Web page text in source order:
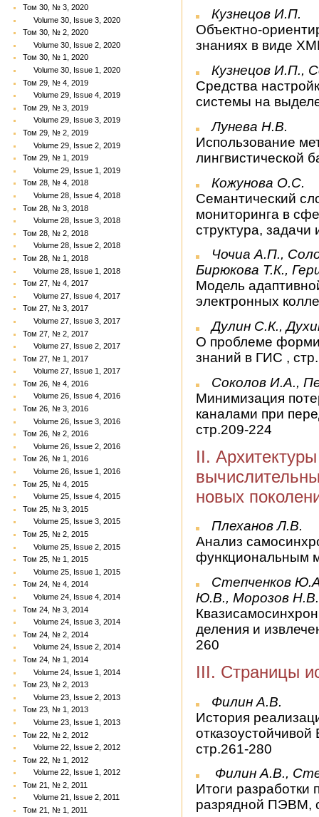
Том 30, № 3, 2020
Volume 30, Issue 3, 2020
Том 30, № 2, 2020
Volume 30, Issue 2, 2020
Том 30, № 1, 2020
Volume 30, Issue 1, 2020
Том 29, № 4, 2019
Volume 29, Issue 4, 2019
Том 29, № 3, 2019
Volume 29, Issue 3, 2019
Том 29, № 2, 2019
Volume 29, Issue 2, 2019
Том 29, № 1, 2019
Volume 29, Issue 1, 2019
Том 28, № 4, 2018
Volume 28, Issue 4, 2018
Том 28, № 3, 2018
Volume 28, Issue 3, 2018
Том 28, № 2, 2018
Volume 28, Issue 2, 2018
Том 28, № 1, 2018
Volume 28, Issue 1, 2018
Том 27, № 4, 2017
Volume 27, Issue 4, 2017
Том 27, № 3, 2017
Volume 27, Issue 3, 2017
Том 27, № 2, 2017
Volume 27, Issue 2, 2017
Том 27, № 1, 2017
Volume 27, Issue 1, 2017
Том 26, № 4, 2016
Volume 26, Issue 4, 2016
Том 26, № 3, 2016
Volume 26, Issue 3, 2016
Том 26, № 2, 2016
Volume 26, Issue 2, 2016
Том 26, № 1, 2016
Volume 26, Issue 1, 2016
Том 25, № 4, 2015
Volume 25, Issue 4, 2015
Том 25, № 3, 2015
Volume 25, Issue 3, 2015
Том 25, № 2, 2015
Volume 25, Issue 2, 2015
Том 25, № 1, 2015
Volume 25, Issue 1, 2015
Том 24, № 4, 2014
Volume 24, Issue 4, 2014
Том 24, № 3, 2014
Volume 24, Issue 3, 2014
Том 24, № 2, 2014
Volume 24, Issue 2, 2014
Том 24, № 1, 2014
Volume 24, Issue 1, 2014
Том 23, № 2, 2013
Volume 23, Issue 2, 2013
Том 23, № 1, 2013
Volume 23, Issue 1, 2013
Том 22, № 2, 2012
Volume 22, Issue 2, 2012
Том 22, № 1, 2012
Volume 22, Issue 1, 2012
Том 21, № 2, 2011
Volume 21, Issue 2, 2011
Том 21, № 1, 2011
Кузнецов И.П.
Объектно-
знаниях в виде
Кузнецов И.П.,
Средства
системы на
Лунева Н.В.
Использование
лингвистической
Кожунова О.С.
Семантический
мониторинга в
структура,
Чочиа А.П.,
Бирюкова Т.К.,
Модель
электронных
Дулин С.К.,
О проблеме
знаний в ГИС ,
Соколов И.А.,
Минимизация
каналами при
стр.209-224
II.
новых
Плеханов Л.В.
Анализ
функциональным
Степченков
Ю.В., Морозов
деления и
260
III. Страницы
Филин А.В.
История
стр.261-280
Филин А.В.,
Итоги разработки
разрядной ПЭВМ,